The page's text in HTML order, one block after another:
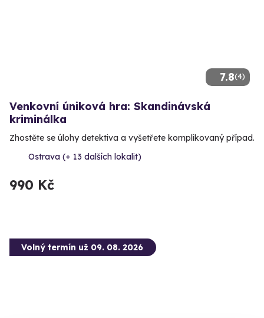
7.8(4)
Venkovní úniková hra: Skandinávská
kriminálka
Zhostěte se úlohy detektiva a vyšetřete komplikovaný případ.
Ostrava (+ 13 dalších lokalit)
990 Kč
Volný termín už 09. 08. 2026